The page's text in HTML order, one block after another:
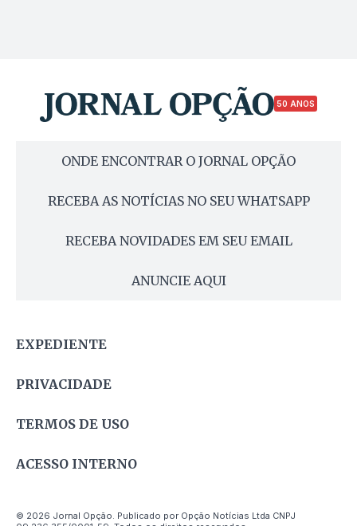
50 ANOS
ONDE ENCONTRAR O JORNAL OPÇÃO
RECEBA AS NOTÍCIAS NO SEU WHATSAPP
RECEBA NOVIDADES EM SEU EMAIL
ANUNCIE AQUI
EXPEDIENTE
PRIVACIDADE
TERMOS DE USO
ACESSO INTERNO
© 2026 Jornal Opção. Publicado por Opção Notícias Ltda CNPJ